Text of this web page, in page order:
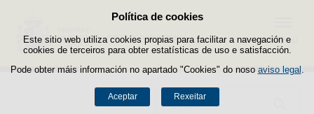
Política de cookies
Este sitio web utiliza cookies propias para facilitar a navegación e
cookies de terceiros para obter estatísticas de uso e satisfacción.
Pode obter máis información no apartado "Cookies" do noso aviso legal
Aceptar Rexeitar
Saltar ao contido
Buscador
Menú